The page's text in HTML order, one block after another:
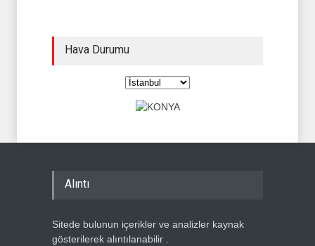
Hava Durumu
Alıntı
Sitede bulunun içerikler ve analizler kaynak
gösterilerek alıntılanabilir .